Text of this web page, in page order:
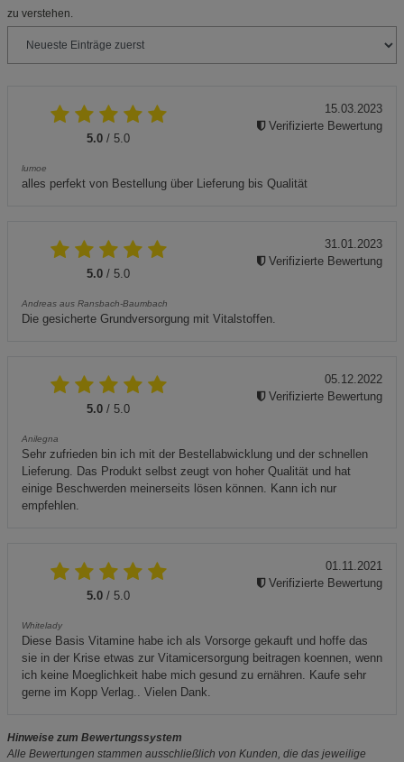
zu verstehen.
5.0 / 5.0
lumoe
alles perfekt von Bestellung über Lieferung bis Qualität
15.03.2023
Verifizierte Bewertung
5.0 / 5.0
Andreas aus Ransbach-Baumbach
Die gesicherte Grundversorgung mit Vitalstoffen.
31.01.2023
Verifizierte Bewertung
5.0 / 5.0
Anilegna
Sehr zufrieden bin ich mit der Bestellabwicklung und der schnellen
Lieferung. Das Produkt selbst zeugt von hoher Qualität und hat
einige Beschwerden meinerseits lösen können. Kann ich nur
empfehlen.
05.12.2022
Verifizierte Bewertung
5.0 / 5.0
Whitelady
Diese Basis Vitamine habe ich als Vorsorge gekauft und hoffe das
sie in der Krise etwas zur Vitamicersorgung beitragen koennen, wenn
ich keine Moeglichkeit habe mich gesund zu ernähren. Kaufe sehr
gerne im Kopp Verlag.. Vielen Dank.
01.11.2021
Verifizierte Bewertung
Hinweise zum Bewertungssystem
Alle Bewertungen stammen ausschließlich von Kunden, die das jeweilige